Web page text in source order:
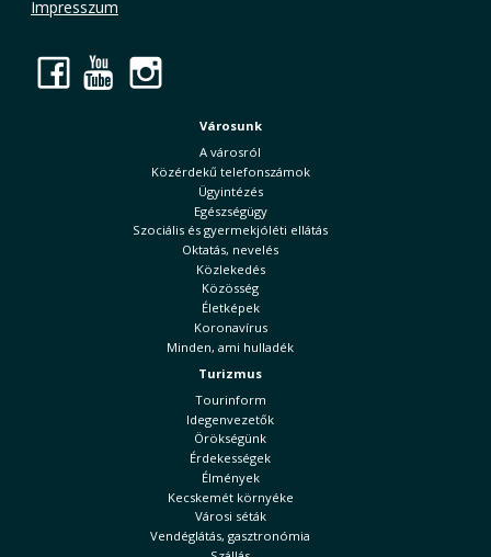
Impresszum
Facebook
YouTube
Városunk
A városról
Közérdekű telefonszámok
Ügyintézés
Egészségügy
Szociális és gyermekjóléti ellátás
Oktatás, nevelés
Közlekedés
Közösség
Életképek
Koronavírus
Minden, ami hulladék
Turizmus
Tourinform
Idegenvezetők
Örökségünk
Érdekességek
Élmények
Kecskemét környéke
Városi séták
Vendéglátás, gasztronómia